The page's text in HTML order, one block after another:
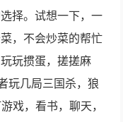
择。试想一下，一
，不会炒菜的帮忙
玩掼蛋，搓搓麻
玩几局三国杀，狼
戏，看书，聊天，